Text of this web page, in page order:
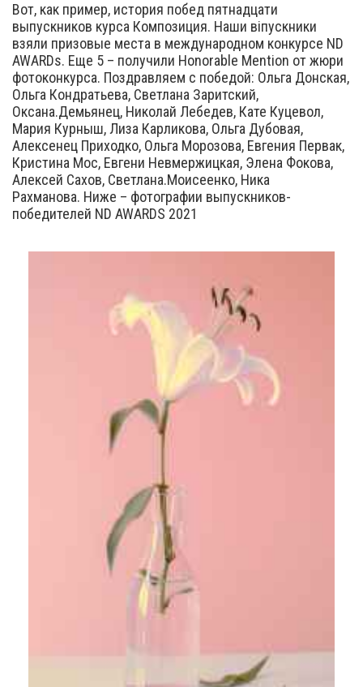
Вот, как пример, история побед пятнадцати
выпускников курса Композиция. Наши віпускники
взяли призовые места в международном конкурсе ND
AWARDs. Еще 5 – получили Honorable Mention от жюри
фотоконкурса. Поздравляем с победой: Ольга Донская,
Ольга Кондратьева, Светлана Заритский,
Оксана.Демьянец, Николай Лебедев, Кате Куцевол,
Мария Курныш, Лиза Карликова, Ольга Дубовая,
Алексенец Приходко, Ольга Морозова, Евгения Первак,
Кристина Мос, Евгени Невмержицкая, Элена Фокова,
Алексей Сахов, Светлана.Моисеенко, Ника
Рахманова. Ниже – фотографии выпускников-
победителей ND AWARDS 2021